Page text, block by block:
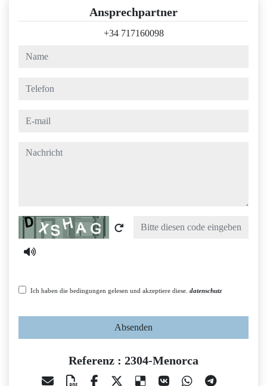
Ansprechpartner
+34 717160098
name
telefon
e-mail
nachricht
Captcha
Ich haben die bedingungen gelesen und akzeptiere diese. datenschutz
Absenden
Referenz : 2304-Menorca